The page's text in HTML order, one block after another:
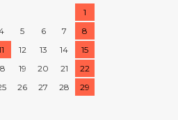
1
5 6 7
8
12 13 14
15
19 20 21
22
26 27 28
29